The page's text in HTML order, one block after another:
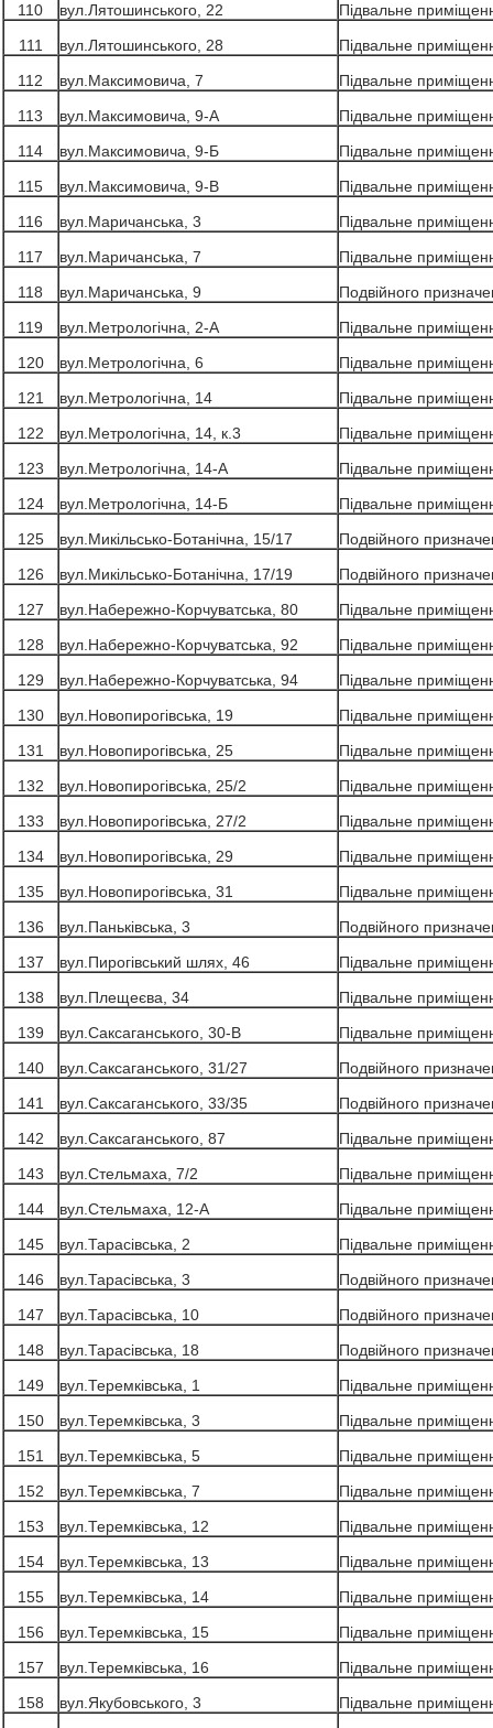
110
вул.Лятошинського, 22
Підвальне
111
вул.Лятошинського, 28
Підвальне
112
вул.Максимовича, 7
Підвальне
113
вул.Максимовича, 9-А
Підвальне
114
вул.Максимовича, 9-Б
Підвальне
115
вул.Максимовича, 9-В
Підвальне
116
вул.Маричанська, 3
Підвальне
117
вул.Маричанська, 7
Підвальне
118
вул.Маричанська, 9
Подвійного
119
вул.Метрологічна, 2-А
Підвальне
120
вул.Метрологічна, 6
Підвальне
121
вул.Метрологічна, 14
Підвальне
122
вул.Метрологічна, 14, к.3
Підвальне
123
вул.Метрологічна, 14-А
Підвальне
124
вул.Метрологічна, 14-Б
Підвальне
125
вул.Микільсько-Ботанічна, 15/17
Подвійного
126
вул.Микільсько-Ботанічна, 17/19
Подвійного
127
вул.Набережно-Корчуватська, 80
Підвальне
128
вул.Набережно-Корчуватська, 92
Підвальне
129
вул.Набережно-Корчуватська, 94
Підвальне
130
вул.Новопирогівська, 19
Підвальне
131
вул.Новопирогівська, 25
Підвальне
132
вул.Новопирогівська, 25/2
Підвальне
133
вул.Новопирогівська, 27/2
Підвальне
134
вул.Новопирогівська, 29
Підвальне
135
вул.Новопирогівська, 31
Підвальне
136
вул.Паньківська, 3
Подвійного
137
вул.Пирогівський шлях, 46
Підвальне
138
вул.Плещеєва, 34
Підвальне
139
вул.Саксаганського, 30-В
Підвальне
140
вул.Саксаганського, 31/27
Подвійного
141
вул.Саксаганського, 33/35
Подвійного
142
вул.Саксаганського, 87
Підвальне
143
вул.Стельмаха, 7/2
Підвальне
144
вул.Стельмаха, 12-А
Підвальне
145
вул.Тарасівська, 2
Підвальне
146
вул.Тарасівська, 3
Подвійного
147
вул.Тарасівська, 10
Подвійного
148
вул.Тарасівська, 18
Подвійного
149
вул.Теремківська, 1
Підвальне
150
вул.Теремківська, 3
Підвальне
151
вул.Теремківська, 5
Підвальне
152
вул.Теремківська, 7
Підвальне
153
вул.Теремківська, 12
Підвальне
154
вул.Теремківська, 13
Підвальне
155
вул.Теремківська, 14
Підвальне
156
вул.Теремківська, 15
Підвальне
157
вул.Теремківська, 16
Підвальне
158
вул.Якубовського, 3
Підвальне